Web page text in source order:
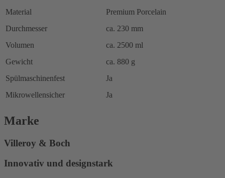
Material
Premium Porcelain
Durchmesser
ca. 230 mm
Volumen
ca. 2500 ml
Gewicht
ca. 880 g
Spülmaschinenfest
Ja
Mikrowellensicher
Ja
Marke
Villeroy & Boch
Innovativ und designstark